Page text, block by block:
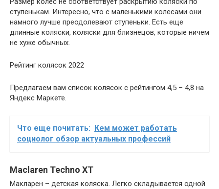
ступенькам. Интересно, что с маленькими колесами они
намного лучше преодолевают ступеньки. Есть еще
длинные коляски, коляски для близнецов, которые ничем
не хуже обычных.
Рейтинг колясок 2022
Предлагаем вам список колясок с рейтингом 4,5 – 4,8 на
Яндекс Маркете.
Что еще почитать: Кем может работать
социолог обзор актуальных профессий
Maclaren Techno XТ
Макларен – детская коляска. Легко складывается одной